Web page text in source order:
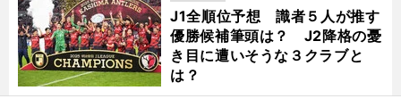
J1全順位予想 識者５人が推す
優勝候補筆頭は？ J2降格の憂
き目に遭いそうな３クラブと
は？